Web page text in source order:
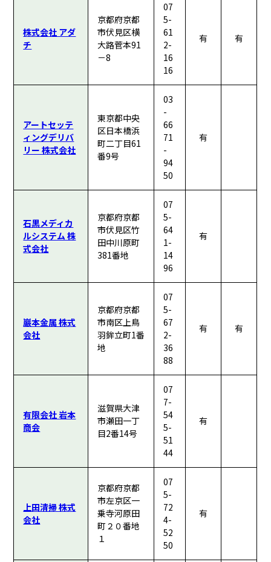
株式会社 アダ
チ
京都府京都
市伏見区横
大路菅本91
－8
07
5-
61
2-
16
16
有 有
アートセッテ
ィングデリバ
リー 株式会社
東京都中央
区日本橋浜
町二丁目61
番9号
03
-
66
71
-
94
50
有
石黒メディカ
ルシステム 株
式会社
京都府京都
市伏見区竹
田中川原町
381番地
07
5-
64
1-
14
96
有
巖本金属 株式
会社
京都府京都
市南区上鳥
羽鉾立町1番
地
07
5-
67
2-
36
88
有 有
有限会社 岩本
商会
滋賀県大津
市瀬田一丁
目2番14号
07
7-
54
5-
51
44
有
上田清掃 株式
会社
京都府京都
市左京区一
乗寺河原田
町２０番地
１
07
5-
72
4-
52
50
有